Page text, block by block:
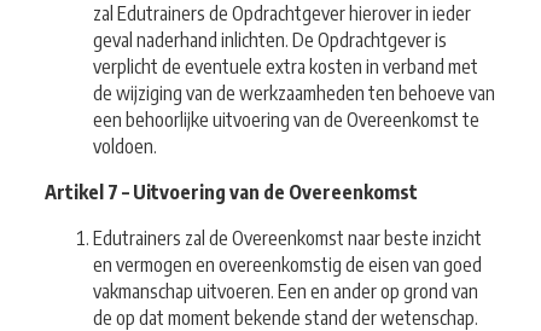
zal Edutrainers de Opdrachtgever hierover in ieder
geval naderhand inlichten. De Opdrachtgever is
verplicht de eventuele extra kosten in verband met
de wijziging van de werkzaamheden ten behoeve van
een behoorlijke uitvoering van de Overeenkomst te
voldoen.
Artikel 7 – Uitvoering van de Overeenkomst
Edutrainers zal de Overeenkomst naar beste inzicht
en vermogen en overeenkomstig de eisen van goed
vakmanschap uitvoeren. Een en ander op grond van
de op dat moment bekende stand der wetenschap.